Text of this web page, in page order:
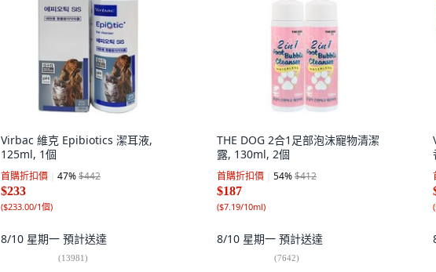
Virbac 維克 Epibiotics 潔耳液,
125ml, 1個
首購折扣價 47%$442
$233
($233.00/1個)
8/10 星期一 預計送達
(13981)
THE DOG 2合1足部泡沫寵物清潔
露, 130ml, 2個
首購折扣價 54%$412
$187
($7.19/10ml)
8/10 星期一 預計送達
(7642)
(